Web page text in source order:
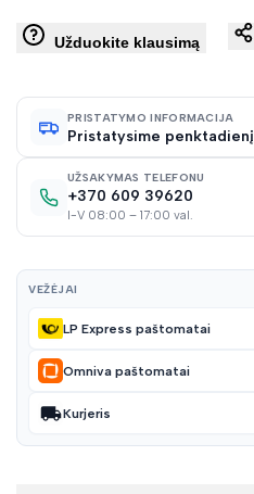
Užduokite klausimą
PRISTATYMO INFORMACIJA
Pristatysime
UŽSAKYMAS TELEFONU
+370 609 39620
I-V 08:00 – 17:00 val.
VEŽĖJAI
LP Express paštomatai
Omniva paštomatai
Kurjeris